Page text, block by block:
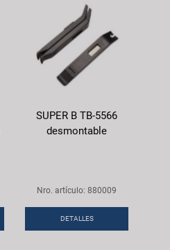
SUPER B TB-5566
desmontable
Nro. artículo: 880009
DETALLES